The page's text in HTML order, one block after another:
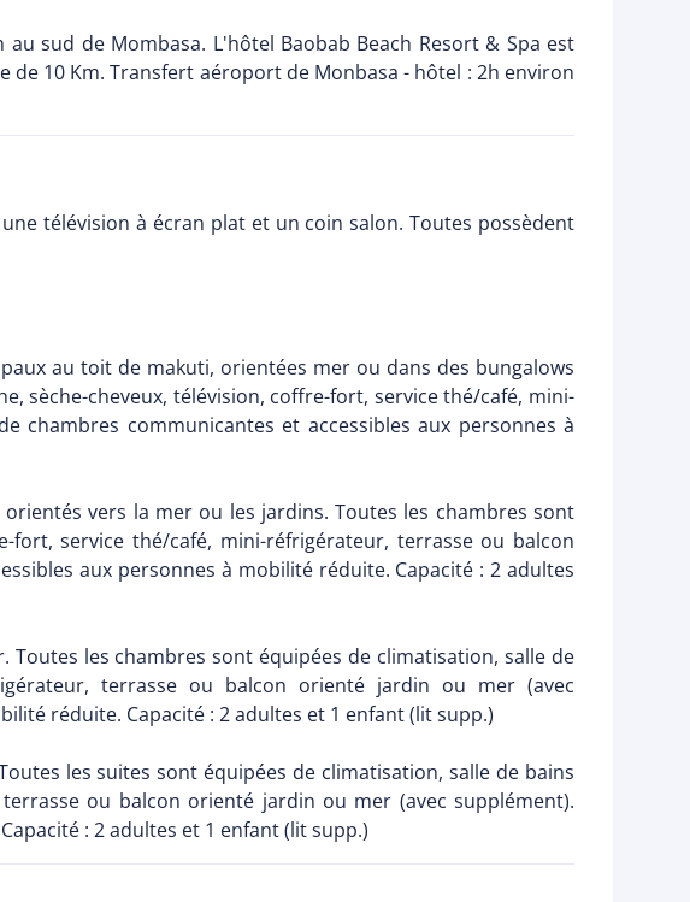
sud de Mombasa. L'hôtel Baobab Beach Resort & Spa est
10 Km. Transfert aéroport de Monbasa - hôtel : 2h environ
télévision à écran plat et un coin salon. Toutes possèdent
au toit de makuti, orientées mer ou dans des bungalows
sèche-cheveux, télévision, coffre-fort, service thé/café, mini-
chambres communicantes et accessibles aux personnes à
vers la mer ou les jardins. Toutes les chambres sont
fort, service thé/café, mini-réfrigérateur, terrasse ou balcon
aux personnes à mobilité réduite. Capacité : 2 adultes
les chambres sont équipées de climatisation, salle de
terrasse ou balcon orienté jardin ou mer (avec
réduite. Capacité : 2 adultes et 1 enfant (lit supp.)
les suites sont équipées de climatisation, salle de bains
ou balcon orienté jardin ou mer (avec supplément).
: 2 adultes et 1 enfant (lit supp.)